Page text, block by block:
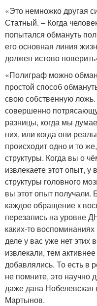
«Это немножко другая
Статный. – Когда
попытался обмануть
его основная линия
должен истово
«Полиграф можно
простой способ
свою собственную
совершенно
разницы, когда мы
них, или когда они
происходит одно и то
структуры. Когда вы о
извлекаете этот опыт, у
структуры головного
вы этот опыт получали.
каждое обращение к
перезапись на уровне
каких-то
деле у вас уже нет
извлекали, тем
добавлялись. То есть в
не помните, это научно
даже дана Нобелевская
Мартынов.